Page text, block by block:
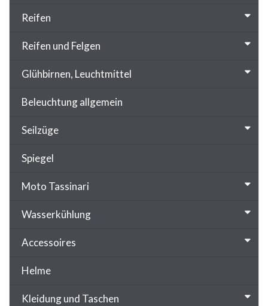
Reifen
Reifen und Felgen
Glühbirnen, Leuchtmittel
Beleuchtung allgemein
Seilzüge
Spiegel
Moto Tassinari
Wasserkühlung
Accessoires
Helme
Kleidung und Taschen